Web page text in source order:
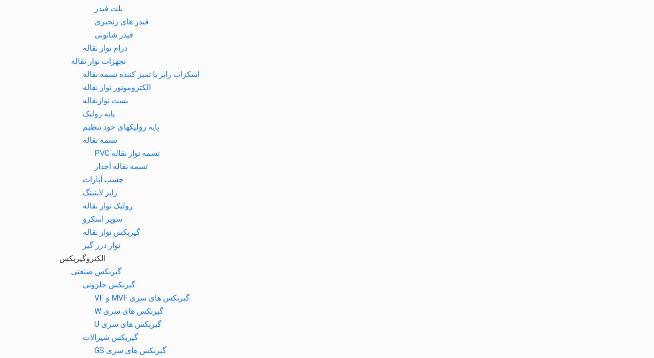
بلت فیدر
فیدر های زنجیری
فیدر شاتونی
درام نوار نقاله
تجهزات نوار نقاله
اسکراب رابر یا تمیز کننده تسمه نقاله
الکتروموتور نوار نقاله
بست نوارنقاله
پایه رولیک
پایه رولیکهای خود تنظیم
تسمه نقاله
تسمه نوار نقاله PVC
تسمه نقاله آجدار
چسب آپارات
رابر لاینینگ
رولیک نوار نقاله
سوپر اسکرو
گیربکس نوار نقاله
نوار درز گیر
الکتروگیربکس
گیربکس صنعتی
گیربکس حلزونی
گیربکس های سری MVF و VF
گیربکس های سری W
گیربکس های سری U
گیربکس شیرالات
گیربکس های سری GS